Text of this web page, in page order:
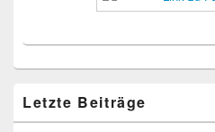
Letzte Beiträge